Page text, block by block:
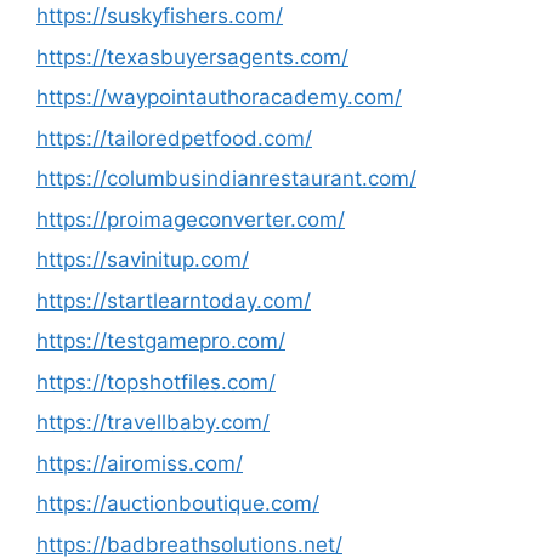
https://suskyfishers.com/
https://texasbuyersagents.com/
https://waypointauthoracademy.com/
https://tailoredpetfood.com/
https://columbusindianrestaurant.com/
https://proimageconverter.com/
https://savinitup.com/
https://startlearntoday.com/
https://testgamepro.com/
https://topshotfiles.com/
https://travellbaby.com/
https://airomiss.com/
https://auctionboutique.com/
https://badbreathsolutions.net/